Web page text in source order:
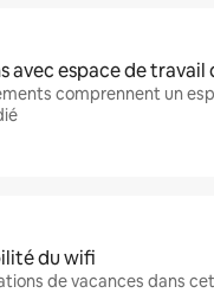
avec espace de travail
comprennent un
du wifi
de vacances dans